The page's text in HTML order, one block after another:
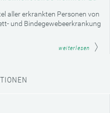
aller erkrankten Personen von
und Bindegewebeerkrankung
weiterlesen